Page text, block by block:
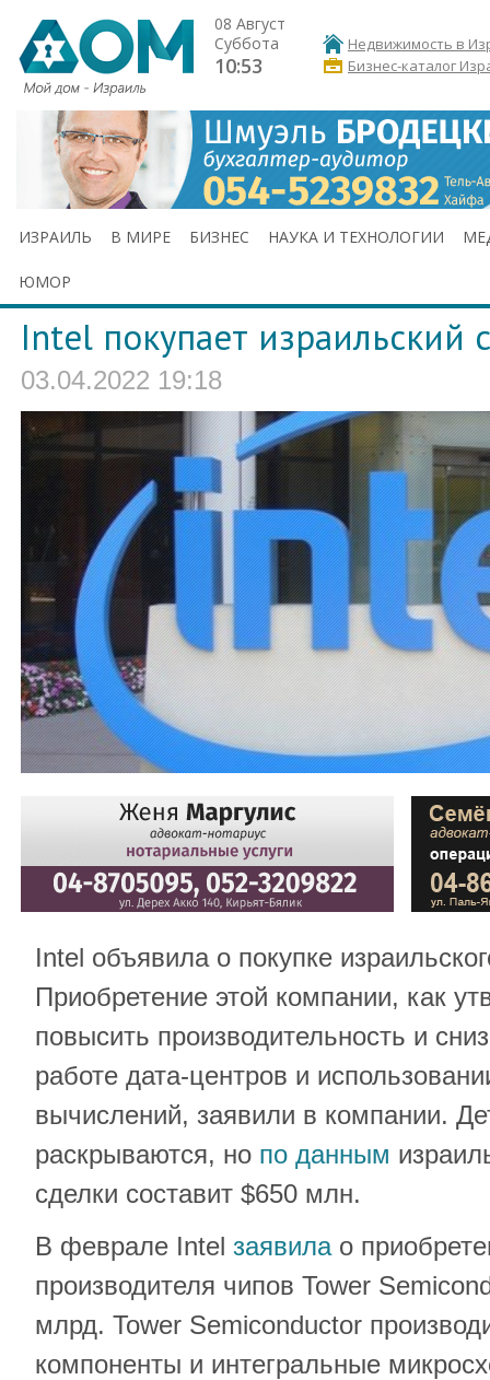
08 Август
Суббота
10:53
Недвижимость в
Бизнес-каталог
ИЗРАИЛЬ В МИРЕ БИЗНЕС НАУКА И ТЕХНОЛОГИИ
ЮМОР
Intel покупает израильский
03.04.2022 19:18
Intel объявила о покупке
Приобретение этой компании, как
повысить производительность и
работе дата-центров и
вычислений, заявили в компании.
раскрываются, но по данным
сделки составит $650 млн.
В феврале Intel заявилао
производителя чипов Tower
млрд. Tower Semiconductor
компоненты и интегральные